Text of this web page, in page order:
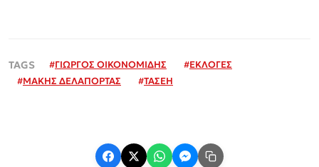
#ΓΙΩΡΓΟΣ ΟΙΚΟΝΟΜΙΔΗΣ #ΕΚΛΟΓΕΣ
#ΜΑΚΗΣ ΔΕΛΑΠΟΡΤΑΣ #ΤΑΣΕΗ